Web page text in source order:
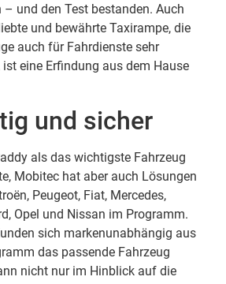
und den Test bestanden. Auch
und bewährte Taxirampe, die
auch für Fahrdienste sehr
eine Erfindung aus dem Hause
und sicher
als das wichtigste Fahrzeug
Mobitec hat aber auch Lösungen
Peugeot, Fiat, Mercedes,
Opel und Nissan im Programm.
sich markenunabhängig aus
das passende Fahrzeug
nicht nur im Hinblick auf die